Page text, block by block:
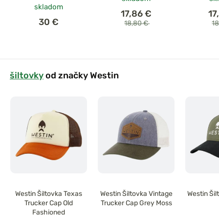
skladom
30 €
17,86 €
18,80 €
šiltovkyod značky Westin
Westin Šiltovka Texas
Trucker Cap Old
Fashioned
Westin Šiltovka Vintage
Trucker Cap Grey Moss
Westin